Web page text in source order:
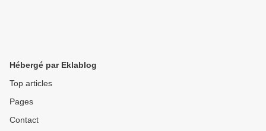
Hébergé par Eklablog
Top articles
Pages
Contact